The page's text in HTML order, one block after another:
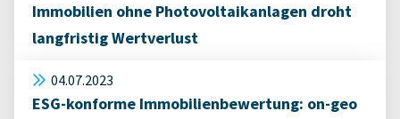
Immobilien ohne Photovoltaikanlagen droht
langfristig Wertverlust
04.07.2023
ESG-konforme Immobilienbewertung: on-geo